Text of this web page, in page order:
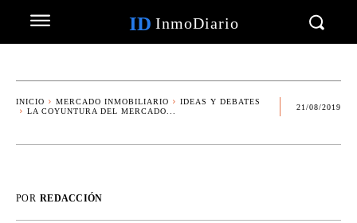
ID InmoDiario
INICIO MERCADO INMOBILIARIO
IDEAS Y DEBATES
LA COYUNTURA DEL MERCADO...
21/08/2019
POR REDACCIÓN